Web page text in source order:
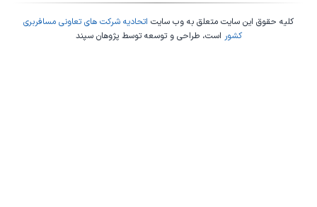
کلیه حقوق این سایت متعلق به وب سایت اتحادیه شرکت های تعاونی مسافربری
کشور است، طراحی و توسعه توسطپژوهان سپند